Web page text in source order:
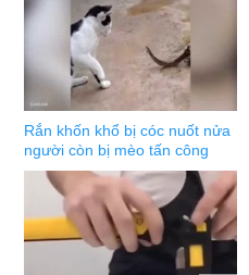
Rắn khốn khổ bị cóc nuốt nửa
người còn bị mèo tấn công